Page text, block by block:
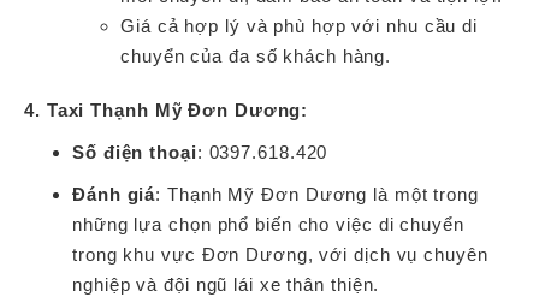
Giá cả hợp lý và phù hợp với nhu cầu di
chuyển của đa số khách hàng.
4. Taxi Thạnh Mỹ Đơn Dương:
Số điện thoại: 0397.618.420
Đánh giá: Thạnh Mỹ Đơn Dương là một trong
những lựa chọn phổ biến cho việc di chuyển
trong khu vực Đơn Dương, với dịch vụ chuyên
nghiệp và đội ngũ lái xe thân thiện.